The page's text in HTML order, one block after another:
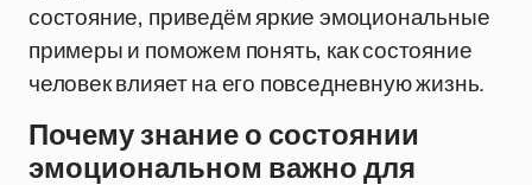
состояние, приведём яркие эмоциональные
примеры и поможем понять, как состояние
человек влияет на его повседневную жизнь.
Почему знание о состоянии
эмоциональном важно для